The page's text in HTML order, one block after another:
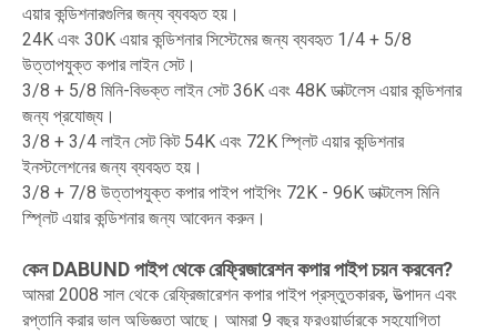
এয়ার কন্ডিশনারগুলির জন্য ব্যবহৃত হয়।
24K এবং 30K এয়ার কন্ডিশনার সিস্টেমের জন্য ব্যবহৃত 1/4 + 5/8
উত্তাপযুক্ত কপার লাইন সেট।
3/8 + 5/8 মিনি-বিভক্ত লাইন সেট 36K এবং 48K ডাক্টলেস এয়ার কন্ডিশনার
জন্য প্রযোজ্য।
3/8 + 3/4 লাইন সেট কিট 54K এবং 72K স্প্লিট এয়ার কন্ডিশনার
ইনস্টলেশনের জন্য ব্যবহৃত হয়।
3/8 + 7/8 উত্তাপযুক্ত কপার পাইপ পাইপিং 72K - 96K ডাক্টলেস মিনি
স্প্লিট এয়ার কন্ডিশনার জন্য আবেদন করুন।
কেন DABUND পাইপ থেকে রেফ্রিজারেশন কপার পাইপ চয়ন করবেন?
আমরা 2008 সাল থেকে রেফ্রিজারেশন কপার পাইপ প্রস্তুতকারক, উত্পাদন এবং
রপ্তানি করার ভাল অভিজ্ঞতা আছে। আমরা 9 ​​বছর ফরওয়ার্ডারকে সহযোগিতা